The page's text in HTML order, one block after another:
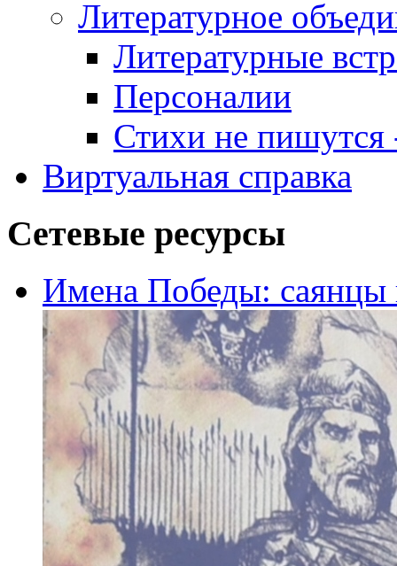
Литературное
Литературные
Персоналии
Стихи не пишутся
Виртуальная справка
Сетевые ресурсы
Имена Победы: саянцы